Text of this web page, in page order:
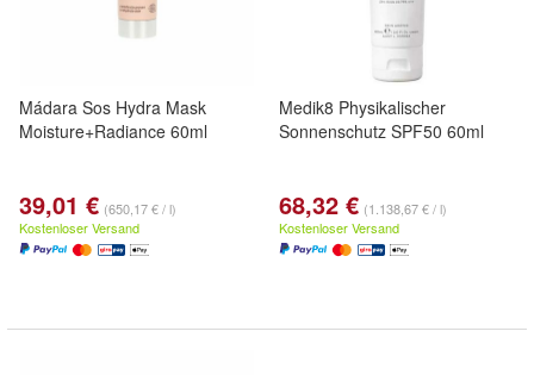
Mádara Sos Hydra Mask
Moisture+Radiance 60ml
39,01 € (650,17 € / l)
Kostenloser Versand
Medik8 Physikalischer
Sonnenschutz SPF50 60ml
68,32 € (1.138,67 € / l)
Kostenloser Versand